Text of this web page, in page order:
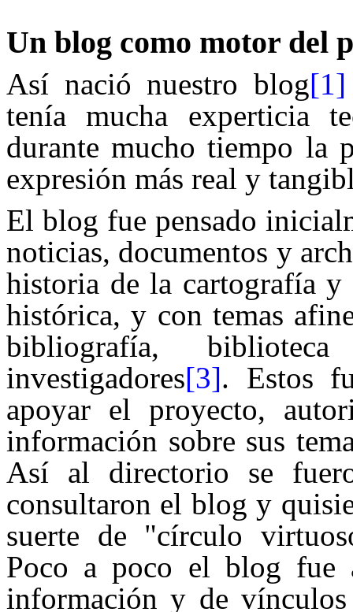
Un blog como motor del
Así nació nuestro blog[1]
tenía mucha experticia
durante mucho tiempo la
expresión más real y
El blog fue pensado
noticias, documentos y
historia de la cartografía
histórica, y con temas
bibliografía,
investigadores[3]. Estos
apoyar el proyecto,
información sobre sus
Así al directorio se
consultaron el blog y
suerte de "círculo
Poco a poco el blog fue
información y de